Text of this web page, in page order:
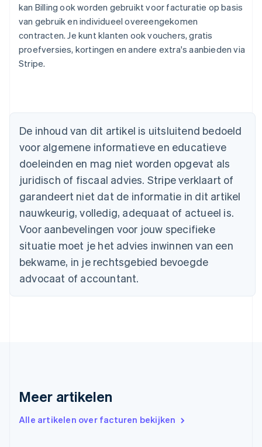
kan Billing ook worden gebruikt voor facturatie op basis
van gebruik en individueel overeengekomen
contracten. Je kunt klanten ook vouchers, gratis
proefversies, kortingen en andere extra's aanbieden via
Stripe.
De inhoud van dit artikel is uitsluitend bedoeld
voor algemene informatieve en educatieve
doeleinden en mag niet worden opgevat als
juridisch of fiscaal advies. Stripe verklaart of
garandeert niet dat de informatie in dit artikel
nauwkeurig, volledig, adequaat of actueel is.
Voor aanbevelingen voor jouw specifieke
situatie moet je het advies inwinnen van een
bekwame, in je rechtsgebied bevoegde
advocaat of accountant.
Meer artikelen
Alle artikelen over facturen bekijken
België
Brazilië
PortuguêsEnglish
Bulgarije
English
Canada
English Français
Cyprus
English
Denemarken
Duitsland
DeutschEnglish
Estland
English
Finland
Hongarije
Hongkong SAR, China